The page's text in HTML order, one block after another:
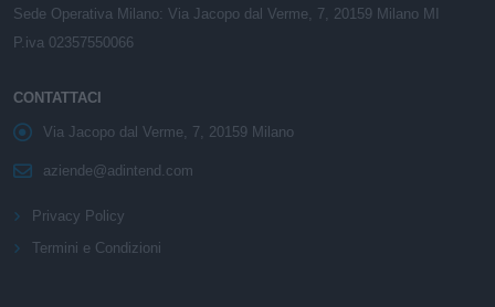
Sede Operativa Milano: Via Jacopo dal Verme, 7, 20159 Milano MI
P.iva 02357550066
CONTATTACI
Via Jacopo dal Verme, 7, 20159 Milano
aziende@adintend.com
Privacy Policy
Termini e Condizioni